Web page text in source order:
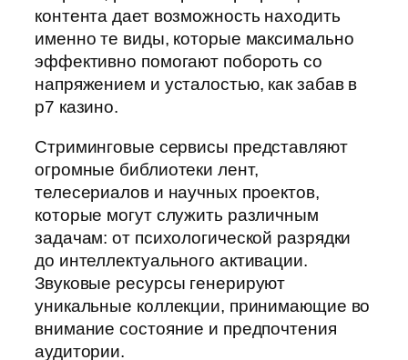
контента дает возможность находить
именно те виды, которые максимально
эффективно помогают побороть со
напряжением и усталостью, как забав в
р7 казино.
Стриминговые сервисы представляют
огромные библиотеки лент,
телесериалов и научных проектов,
которые могут служить различным
задачам: от психологической разрядки
до интеллектуального активации.
Звуковые ресурсы генерируют
уникальные коллекции, принимающие во
внимание состояние и предпочтения
аудитории.